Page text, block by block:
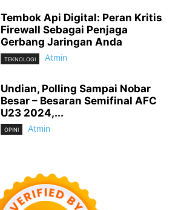
Tembok Api Digital: Peran Kritis
Firewall Sebagai Penjaga
Gerbang Jaringan Anda
TEKNOLOGI Atmin
Undian, Polling Sampai Nobar
Besar – Besaran Semifinal AFC
U23 2024,...
OPINI Atmin